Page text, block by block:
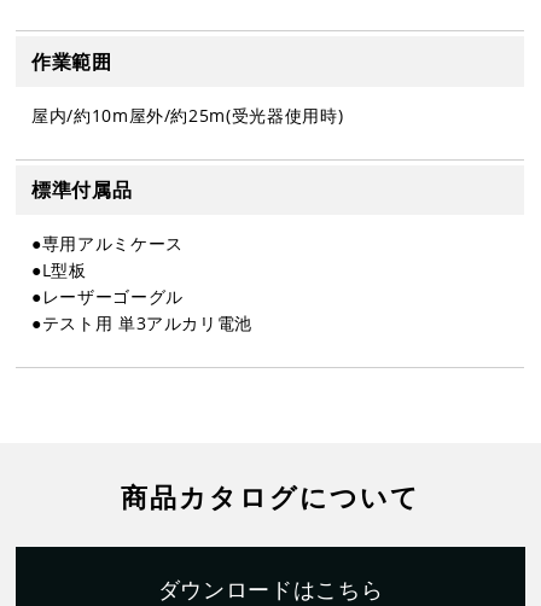
作業範囲
屋内/約10m屋外/約25m(受光器使用時)
標準付属品
●専用アルミケース
●L型板
●レーザーゴーグル
●テスト用 単3アルカリ電池
商品カタログについて
ダウンロードはこちら